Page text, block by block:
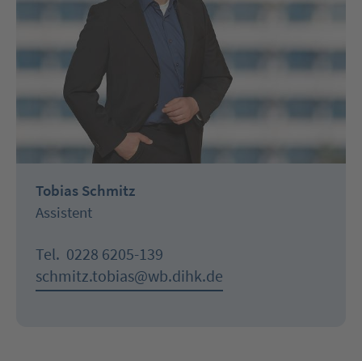
Tobias Schmitz
Assistent
Tel. 0228 6205-139
schmitz.tobias@wb.dihk.de